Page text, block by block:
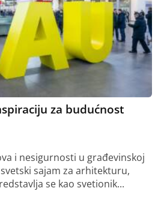
za budućnost
i nesigurnosti u građevinskoj
sajam za arhitekturu,
se kao svetionik...